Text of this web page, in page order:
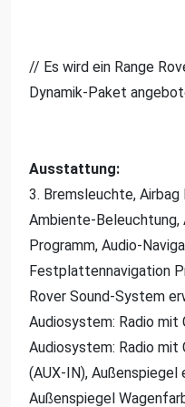
// Es wird ein Range
Dynamik-Paket
Ausstattung:
3. Bremsleuchte,
Ambiente-Beleuchtung,
Programm, Audio-
Festplattennavigation
Rover Sound-System
Audiosystem: Radio mit
Audiosystem: Radio mit
(AUX-IN),
Außenspiegel